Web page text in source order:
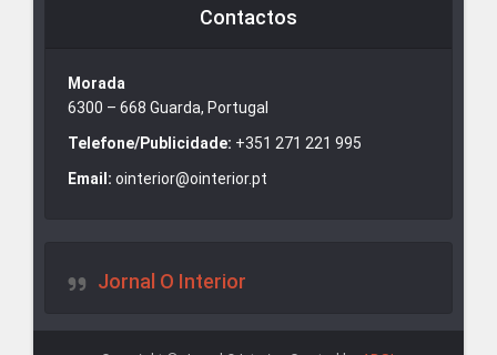
Contactos
Morada
6300 – 668 Guarda, Portugal
Telefone/Publicidade: +351 271 221 995
Email: ointerior@ointerior.pt
Jornal O Interior